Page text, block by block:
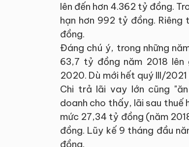
lên đến hơn 4.362 tỷ đồng.
hạn hơn 992 tỷ đồng.
đồng.
Đáng chú ý, trong những
63,7 tỷ đồng năm 2018
2020. Dù mới hết quý III/
Chi trả lãi vay lớn cũng
doanh cho thấy, lãi sau thuế
mức 27,34 tỷ đồng (năm
đồng. Lũy kế 9 tháng đầu
đồng.